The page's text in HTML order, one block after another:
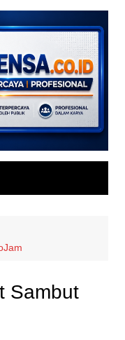
Sambut